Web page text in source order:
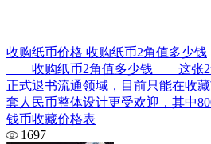
收购纸币价格 收购纸币2角值多少钱
收购纸币2角值多少钱 这张2角
正式退书流通领域，目前只能在
套人民币整体设计更受欢迎，其中
钱币收藏价格表
1697